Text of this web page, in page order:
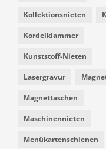
Kollektionsnieten
Kordelklammer
Kunststoff-Nieten
Lasergravur
Magnettaschen
Maschinennieten
Menükartenschienen